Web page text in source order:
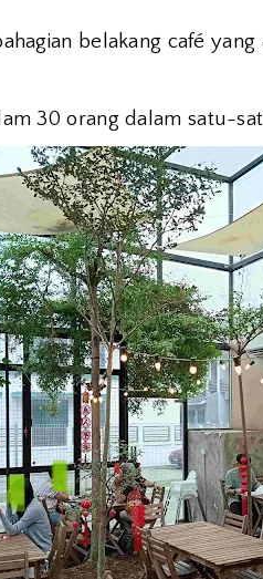
belakang café
30 orang dalam satu-